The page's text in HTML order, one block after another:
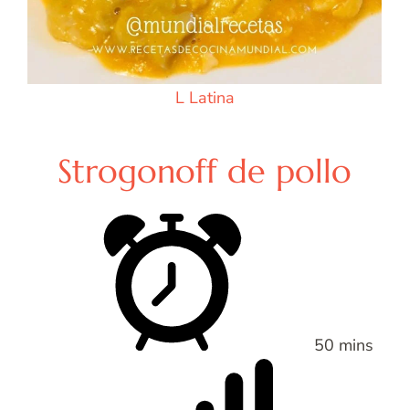
L Latina
Strogonoff de pollo
50 mins